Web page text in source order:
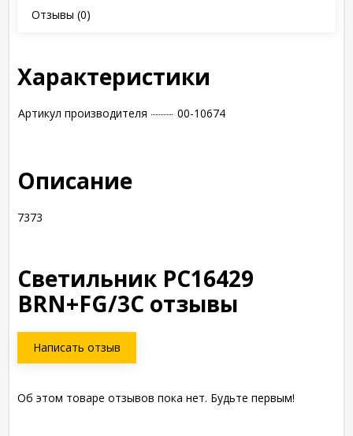
Отзывы (0)
Характеристики
Артикул производителя 00-10674
Описание
7373
Светильник РС16429
BRN+FG/3C отзывы
Написать отзыв
Об этом товаре отзывов пока нет. Будьте первым!